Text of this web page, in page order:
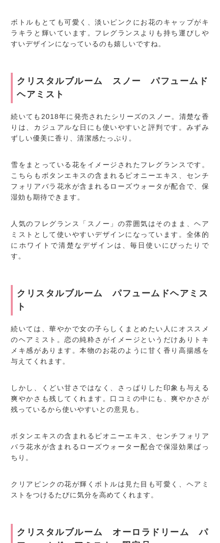
ボトルもとても可愛く、淡いピンクにお花のキャップがキ
ラキラと輝いています。フレグランスよりも持ち運びしや
すいデザインになっているのも嬉しいですね。
クリスタルブルーム スノー パフュームド
ヘアミスト
続いても2018年に発売されたシリーズのスノー。清楚な香
りは、カジュアルな日にも使いやすいと評判です。みずみ
ずしい優美に香り、清潔感たっぷり。
雪をまとっている花をイメージされたフレグランスです。
こちらもボタンエキスの含まれるピオニーエキス、センチ
フォリアバラ花水が含まれるローズウォータが配合で、保
湿効も期待できます。
人気のフレグランス「スノー」の雰囲気はそのまま、ヘア
ミストとして使いやすいデザインになっています。全体的
にホワイトで清楚なデザインは、毎日使いにぴったりで
す。
クリスタルブルーム パフュームドヘアミス
ト
続いては、華やかで女の子らしくまとめたい人にオススメ
のヘアミスト。恋の純粋さがイメージというだけありトキ
メキ感があります。本物のお花のように甘く香り高揚感を
与えてくれます。
しかし、くどい甘さではなく、さっぱりした印象も与える
爽やかさも残してくれます。口コミの中にも、爽やかさが
残っているから使いやすいとの意見も。
ボタンエキスの含まれるピオニーエキス、センチフォリア
バラ花水が含まれるローズウォーター配合で保湿効果ばっ
ちり。
クリアピンクの花が輝くボトルは見た目も可愛く、ヘアミ
ストをつけるたびに気分を高めてくれます。
クリスタルブルーム オーロラドリーム パ